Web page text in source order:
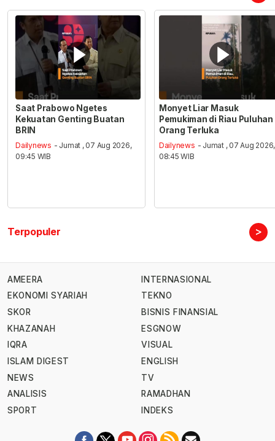
Saat Prabowo Ngetes
Kekuatan Genting Buatan
BRIN
Dailynews - Jumat , 07 Aug 2026,
09:45 WIB
Monyet Liar Masuk
Pemukiman di Riau Puluhan
Orang Terluka
Dailynews - Jumat , 07 Aug 2026,
08:45 WIB
Terpopuler >
AMEERA
EKONOMI SYARIAH
SKOR
KHAZANAH
IQRA
ISLAM DIGEST
NEWS
ANALISIS
SPORT
INTERNASIONAL
TEKNO
BISNIS FINANSIAL
ESGNOW
VISUAL
ENGLISH
TV
RAMADHAN
INDEKS